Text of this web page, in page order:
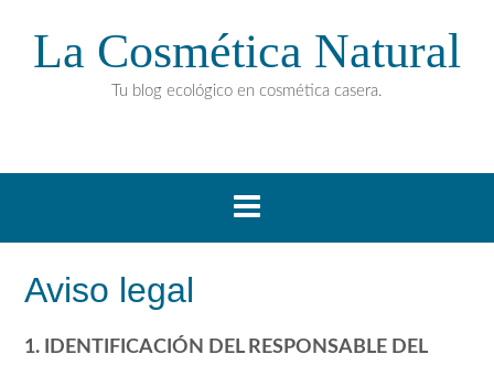
La Cosmética Natural
Tu blog ecológico en cosmética casera.
Aviso legal
1. IDENTIFICACIÓN DEL RESPONSABLE DEL